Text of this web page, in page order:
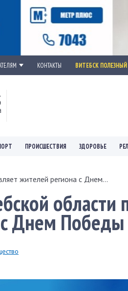
КОНТАКТЫ ВИТЕБСК ПОЛЕЗНЫЙ
ПРОИСШЕСТВИЯ ЗДОРОВЬЕ
жителей региона с Днем...
области
Днем Победы